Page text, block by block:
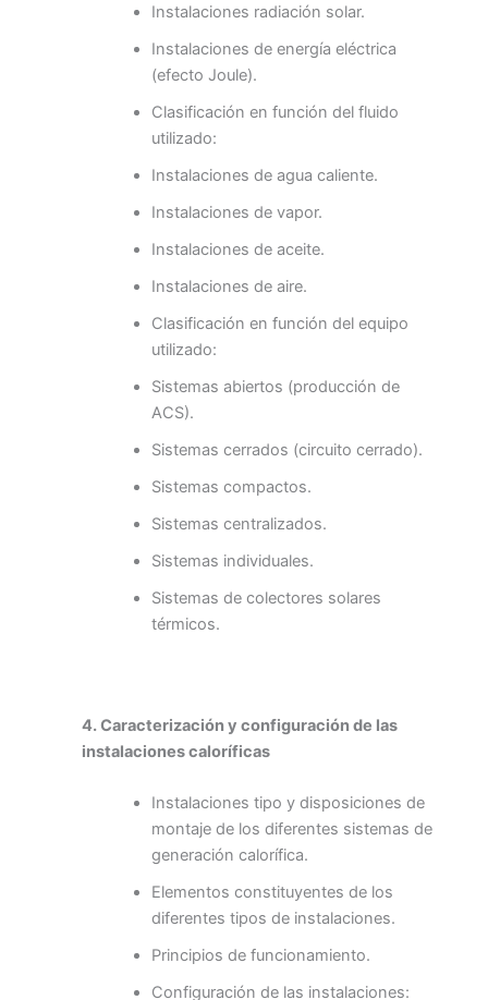
Instalaciones radiación solar.
Instalaciones de energía eléctrica
(efecto Joule).
Clasificación en función del fluido
utilizado:
Instalaciones de agua caliente.
Instalaciones de vapor.
Instalaciones de aceite.
Instalaciones de aire.
Clasificación en función del equipo
utilizado:
Sistemas abiertos (producción de
ACS).
Sistemas cerrados (circuito cerrado).
Sistemas compactos.
Sistemas centralizados.
Sistemas individuales.
Sistemas de colectores solares
térmicos.
4. Caracterización y configuración de las
instalaciones caloríficas
Instalaciones tipo y disposiciones de
montaje de los diferentes sistemas de
generación calorífica.
Elementos constituyentes de los
diferentes tipos de instalaciones.
Principios de funcionamiento.
Configuración de las instalaciones: